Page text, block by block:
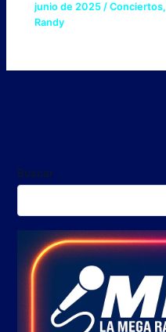
junio de 2025/Conciertos,
Randy
Buscar